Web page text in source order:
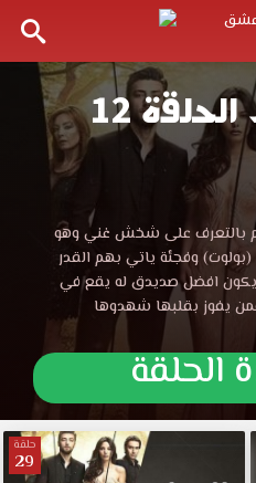
مسلسل
الحلم
الحلقة
مدبلجة
قصة
عشق
مسلسل الحلم الحلقة 12
مسلسل
الحلم
الحلقة
مدبلجة
موقع
قصة
عشق
الموقع
العربي
الأفضل
بالتعرف على شخش غني وهو
وفجئة ياتي بهم القدر
افضل صديدق له يقع في
يفوز بقلبها شهدوها
الحلقة
حلقة
29